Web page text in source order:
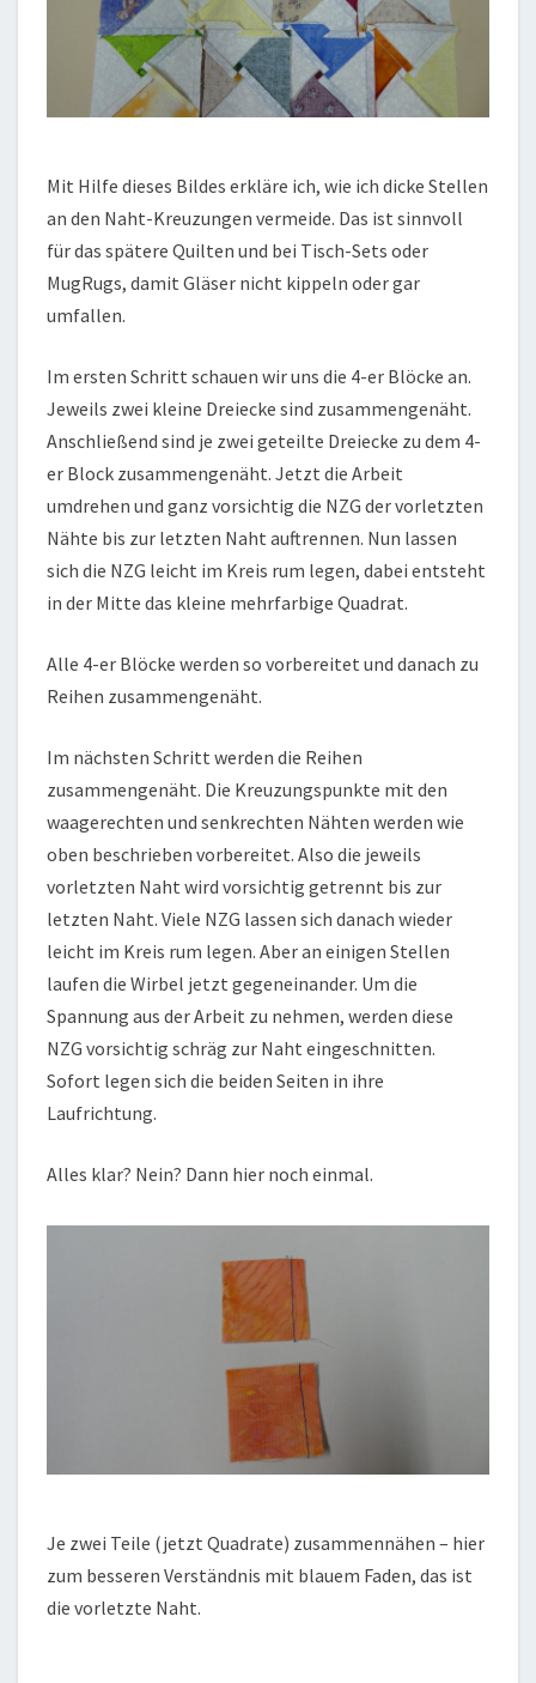
Mit Hilfe dieses Bildes erkläre ich, wie ich dicke Stellen
an den Naht-Kreuzungen vermeide. Das ist sinnvoll
für das spätere Quilten und bei Tisch-Sets oder
MugRugs, damit Gläser nicht kippeln oder gar
umfallen.
Im ersten Schritt schauen wir uns die 4-er Blöcke an.
Jeweils zwei kleine Dreiecke sind zusammengenäht.
Anschließend sind je zwei geteilte Dreiecke zu dem 4-
er Block zusammengenäht. Jetzt die Arbeit
umdrehen und ganz vorsichtig die NZG der vorletzten
Nähte bis zur letzten Naht auftrennen. Nun lassen
sich die NZG leicht im Kreis rum legen, dabei entsteht
in der Mitte das kleine mehrfarbige Quadrat.
Alle 4-er Blöcke werden so vorbereitet und danach zu
Reihen zusammengenäht.
Im nächsten Schritt werden die Reihen
zusammengenäht. Die Kreuzungspunkte mit den
waagerechten und senkrechten Nähten werden wie
oben beschrieben vorbereitet. Also die jeweils
vorletzten Naht wird vorsichtig getrennt bis zur
letzten Naht. Viele NZG lassen sich danach wieder
leicht im Kreis rum legen. Aber an einigen Stellen
laufen die Wirbel jetzt gegeneinander. Um die
Spannung aus der Arbeit zu nehmen, werden diese
NZG vorsichtig schräg zur Naht eingeschnitten.
Sofort legen sich die beiden Seiten in ihre
Laufrichtung.
Alles klar? Nein? Dann hier noch einmal.
Je zwei Teile (jetzt Quadrate) zusammennähen – hier
zum besseren Verständnis mit blauem Faden, das ist
die vorletzte Naht.